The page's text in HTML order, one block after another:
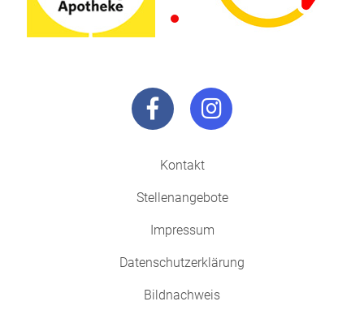
Kontakt
Stellenangebote
Impressum
Datenschutzerklärung
Bildnachweis